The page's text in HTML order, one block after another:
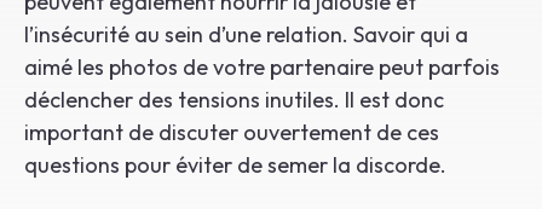
l’insécurité au sein d’une relation. Savoir qui a
aimé les photos de votre partenaire peut parfois
déclencher des tensions inutiles. Il est donc
important de discuter ouvertement de ces
questions pour éviter de semer la discorde.